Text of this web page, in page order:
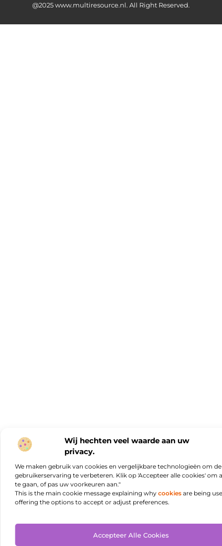
Wij hechten veel waarde aan uw
privacy.
We maken gebruik van cookies en vergelijkbare technologieën om de
gebruikerservaring te verbeteren. Klik op 'Accepteer alle cookies' om
te gaan, of pas uw voorkeuren aan."
This is the main cookie message explaining why cookies are being
offering the options to accept or adjust preferences.
Accepteer Alle Cookies
@2025 www.multiresource.nl. All Right Reserved.